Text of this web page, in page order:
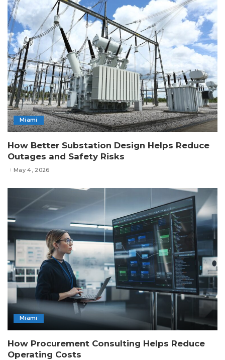
Miami
How Better Substation Design Helps Reduce
Outages and Safety Risks
May 4, 2026
Miami
How Procurement Consulting Helps Reduce
Operating Costs